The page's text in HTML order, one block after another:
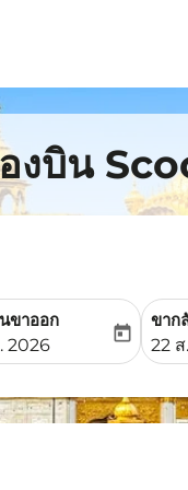
งบิน
ขาออก
departure-
2026
today
ขาก
fc-
22